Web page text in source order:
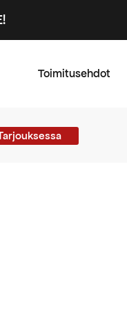
Toimitusehdot